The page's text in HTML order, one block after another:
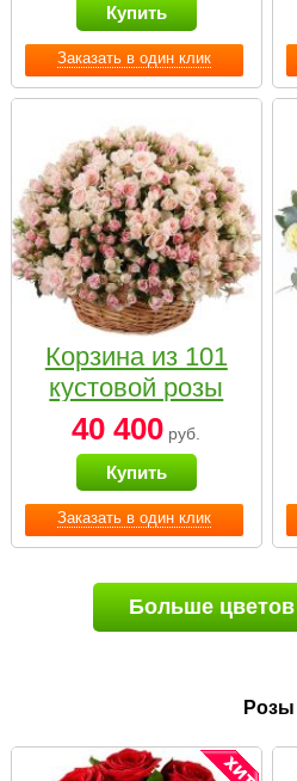
Заказать в один клик
Купить
Заказать в один клик
Корзина из 101
кустовой розы
нежных тонов
40 400 руб.
Купить
Больше цветов
Розы